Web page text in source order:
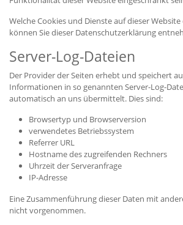
Welche Cookies und Dienste auf dieser
können Sie dieser Datenschutzerklärung
Server-Log-Dateien
Der Provider der Seiten erhebt und speichert
Informationen in so genannten Server-Log-
automatisch an uns übermittelt. Dies sind:
Browsertyp und Browserversion
verwendetes Betriebssystem
Referrer URL
Hostname des zugreifenden Rechners
Uhrzeit der Serveranfrage
IP-Adresse
Eine Zusammenführung dieser Daten mit
nicht vorgenommen.